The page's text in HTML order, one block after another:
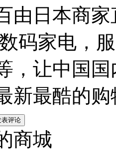
由日本商
码家电，
，让中国
新最酷的
商城